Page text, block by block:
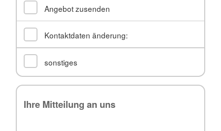
Angebot zusenden
Kontaktdaten änderung:
sonstiges